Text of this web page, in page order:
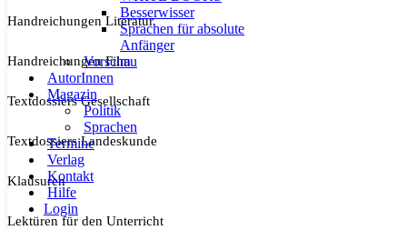
Besserwisser
Sprachen für absolute
Anfänger
Vorschau
AutorInnen
Magazin
Politik
Sprachen
Termine
Verlag
Kontakt
Hilfe
Login
Handreichungen Literatur
Handreichungen Film
Textdossiers Gesellschaft
Textdossiers Landeskunde
Klausuren
Lektüren für den Unterricht